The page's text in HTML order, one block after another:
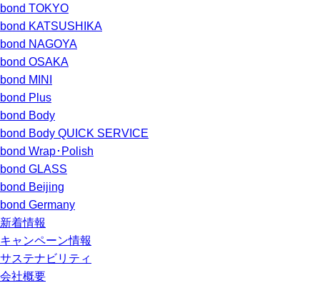
bond TOKYO
bond KATSUSHIKA
bond NAGOYA
bond OSAKA
bond MINI
bond Plus
bond Body
bond Body QUICK SERVICE
bond Wrap･Polish
bond GLASS
bond Beijing
bond Germany
新着情報
キャンペーン情報
サステナビリティ
会社概要